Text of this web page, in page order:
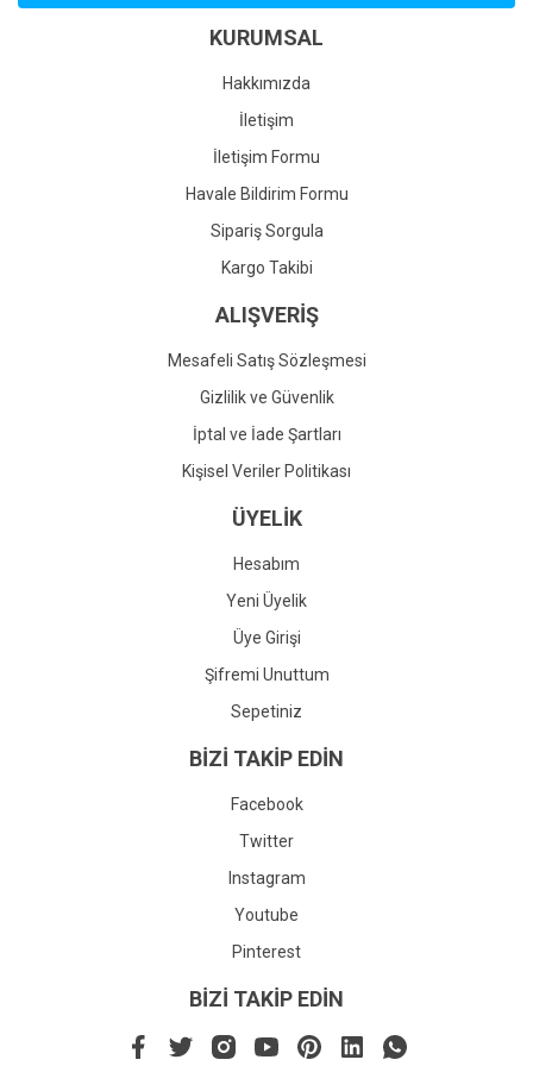
Ürün bilgilerinde hatalar bulunuyor.
Ürün fiyatı diğer sitelerden daha pahalı.
Gönder
KURUMSAL
Hakkımızda
İletişim
İletişim Formu
Havale Bildirim Formu
Sipariş Sorgula
Kargo Takibi
ALIŞVERİŞ
Mesafeli Satış Sözleşmesi
Gizlilik ve Güvenlik
İptal ve İade Şartları
Kişisel Veriler Politikası
ÜYELİK
Hesabım
Yeni Üyelik
Üye Girişi
Şifremi Unuttum
Sepetiniz
BİZİ TAKİP EDİN
Facebook
Twitter
Instagram
Youtube
Pinterest
BİZİ TAKİP EDİN